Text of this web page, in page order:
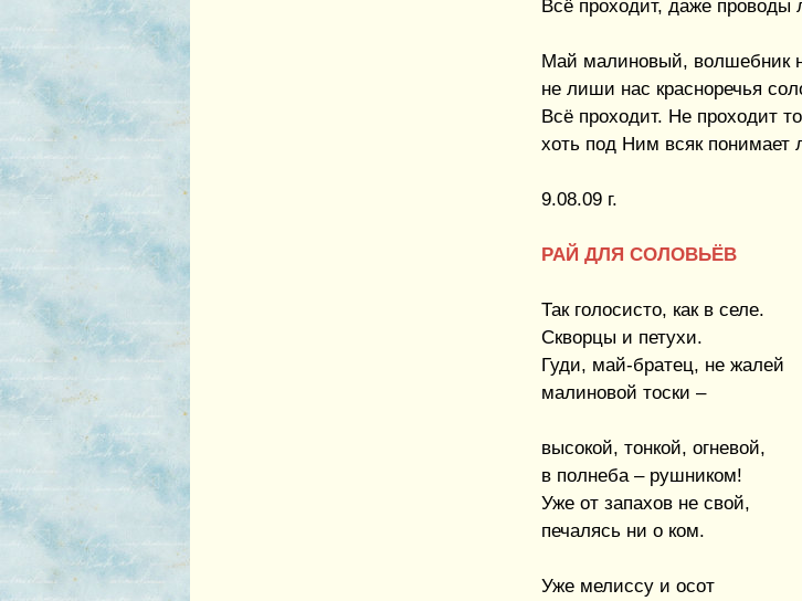
Всё проходит, даже проводы
Май малиновый, волшебник
не лиши нас красноречья
Всё проходит. Не проходит
хоть под Ним всяк понимает
9.08.09 г.
РАЙ ДЛЯ СОЛОВЬЁВ
Так голосисто, как в селе.
Скворцы и петухи.
Гуди, май-братец, не жалей
малиновой тоски –
высокой, тонкой, огневой,
в полнеба – рушником!
Уже от запахов не свой,
печалясь ни о ком.
Уже мелиссу и осот